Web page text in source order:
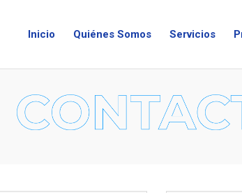
Inicio Quiénes Somos Servicios